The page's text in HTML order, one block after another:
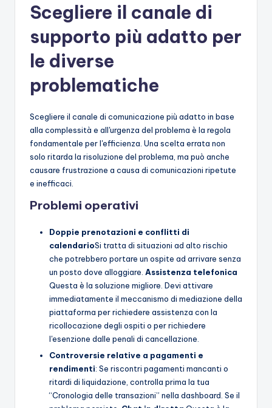
Scegliere il canale di
supporto più adatto per
le diverse
problematiche
Scegliere il canale di comunicazione più adatto in base
alla complessità e all'urgenza del problema è la regola
fondamentale per l'efficienza. Una scelta errata non
solo ritarda la risoluzione del problema, ma può anche
causare frustrazione a causa di comunicazioni ripetute
e inefficaci.
Problemi operativi
Doppie prenotazioni e conflitti di
calendarioSi tratta di situazioni ad alto rischio
che potrebbero portare un ospite ad arrivare senza
un posto dove alloggiare. Assistenza telefonica
Questa è la soluzione migliore. Devi attivare
immediatamente il meccanismo di mediazione della
piattaforma per richiedere assistenza con la
ricollocazione degli ospiti o per richiedere
l'esenzione dalle penali di cancellazione.
Controversie relative a pagamenti e
rendimenti: Se riscontri pagamenti mancanti o
ritardi di liquidazione, controlla prima la tua
“Cronologia delle transazioni” nella dashboard. Se il